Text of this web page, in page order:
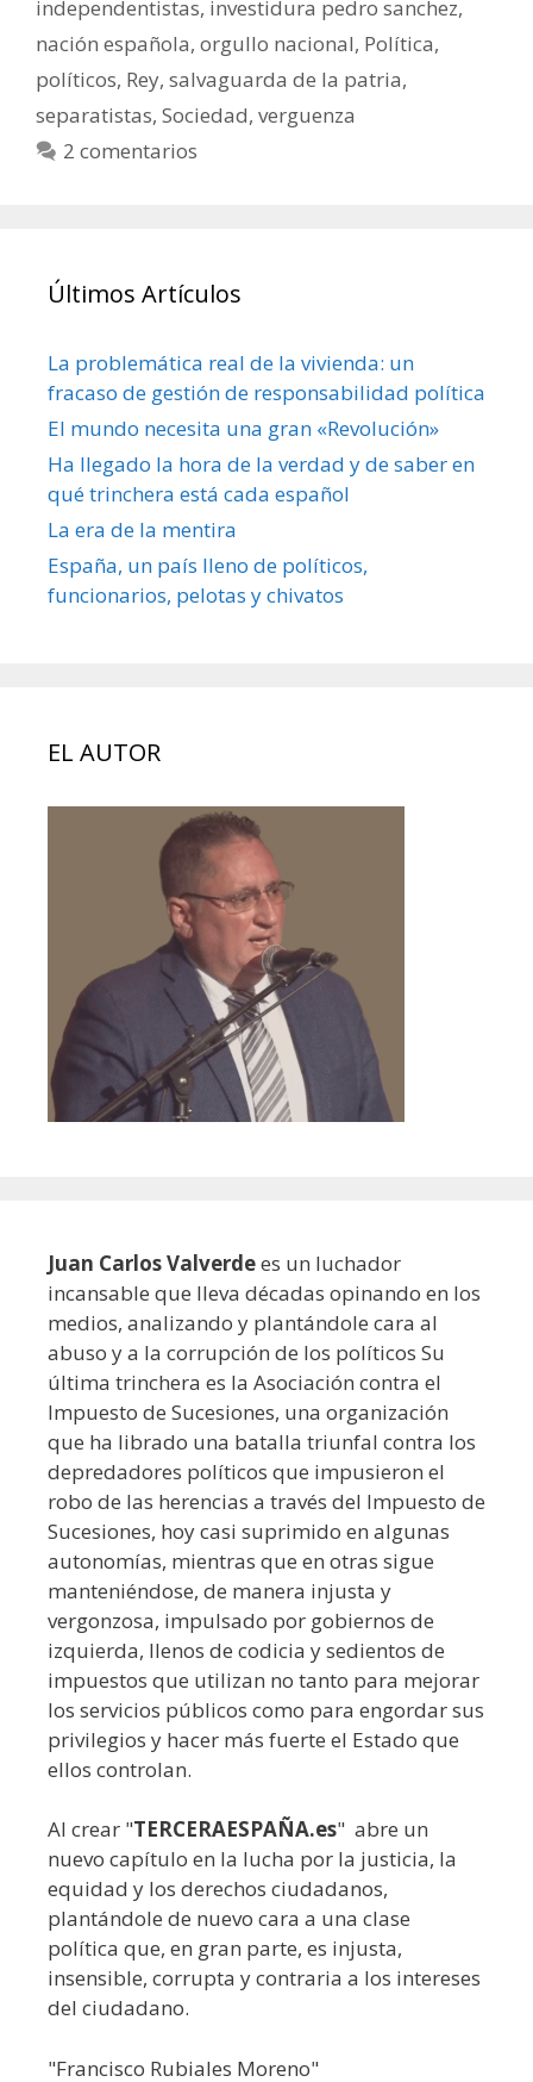
independentistas, investidura pedro sanchez,
nación española, orgullo nacional, Política,
políticos, Rey, salvaguarda de la patria,
separatistas, Sociedad, verguenza
2 comentarios
Últimos Artículos
La problemática real de la vivienda: un
fracaso de gestión de responsabilidad política
El mundo necesita una gran «Revolución»
Ha llegado la hora de la verdad y de saber en
qué trinchera está cada español
La era de la mentira
España, un país lleno de políticos,
funcionarios, pelotas y chivatos
EL AUTOR
Juan Carlos Valverdees un luchador
incansable que lleva décadas opinando en los
medios, analizando y plantándole cara al
abuso y a la corrupción de los políticos Su
última trinchera es la Asociación contra el
Impuesto de Sucesiones, una organización
que ha librado una batalla triunfal contra los
depredadores políticos que impusieron el
robo de las herencias a través del Impuesto de
Sucesiones, hoy casi suprimido en algunas
autonomías, mientras que en otras sigue
manteniéndose, de manera injusta y
vergonzosa, impulsado por gobiernos de
izquierda, llenos de codicia y sedientos de
impuestos que utilizan no tanto para mejorar
los servicios públicos como para engordar sus
privilegios y hacer más fuerte el Estado que
ellos controlan.
Al crear "TERCERAESPAÑA.es" abre un
nuevo capítulo en la lucha por la justicia, la
equidad y los derechos ciudadanos,
plantándole de nuevo cara a una clase
política que, en gran parte, es injusta,
insensible, corrupta y contraria a los intereses
del ciudadano.
"Francisco Rubiales Moreno"